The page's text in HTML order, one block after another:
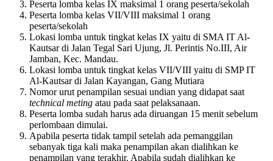
Peserta lomba kelas IX maksimal 1 orang peserta/sekolah
Peserta lomba kelas VII/VIII maksimal 1 orang
peserta/sekolah
Lokasi lomba untuk tingkat kelas IX yaitu di SMA IT Al-
Kautsar di Jalan Tegal Sari Ujung, Jl. Perintis No.III, Air
Jamban, Kec. Mandau.
Lokasi lomba untuk tingkat kelas VII/VIII yaitu di SMP IT
Al-Kautsar di Jalan Kayangan, Gang Mutiara
Nomor urut penampilan sesuai undian yang didapat saat
technical meting atau pada saat pelaksanaan.
Peserta lomba sudah harus ada diruangan 15 menit sebelum
perlombaan dimulai.
Apabila peserta tidak tampil setelah ada pemanggilan
sebanyak tiga kali maka penampilan akan dialihkan ke
penampilan yang terakhir. Apabila sudah dialihkan ke